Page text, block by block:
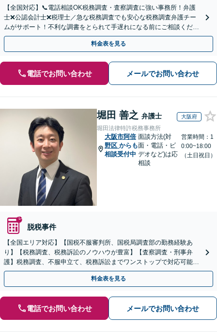
【全国対応】📞電話相談OK税務調査・査察調査に強い事務所！弁護
士❌公認会計士❌税理士／急な税務調査でも安心な税務調査弁護チー
ムがサポート！不利な調書をとられて手遅れになる前にご相談くださ
い。
料金表を見る
電話でお問い合わせ メールでお問い合わせ
堀田 善之 弁護士 大阪府
堀田法律特許税務事務所
大阪市阿倍
野区 からも
相談受付中
面談方法(対
面・電話・ビ
デオなど)は応
相談
営業時間：1
0:00~18:00
（土日祝日）
脱税事件
【全国エリア対応】【国税不服審判所、国税局調査部の勤務経験あ
り】【税務調査、税務訴訟のノウハウが豊富】【査察調査・刑事弁
護】税務調査、不服申立て、税務訴訟までワンストップで対応可能！
事業承継にも対応【休日・夜間相談可】
料金表を見る
電話でお問い合わせ メールでお問い合わせ